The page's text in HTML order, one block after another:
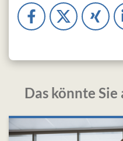
Das könnte